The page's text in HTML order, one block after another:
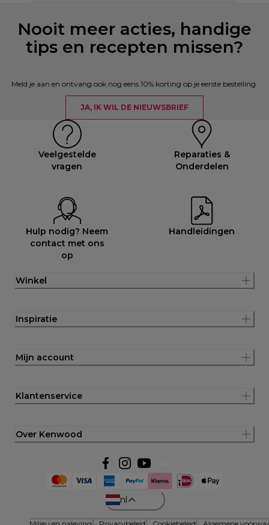
Nooit meer acties, handige
tips en recepten missen?
Meld je aan en ontvang ook nog eens 10% korting op je eerste bestelling.
JA, IK WIL DE NIEUWSBRIEF
Veelgestelde
vragen
Reparaties &
Onderdelen
Hulp nodig? Neem
contact met ons
op
Handleidingen
Winkel
Inspiratie
Mijn account
Klantenservice
Over Kenwood
nl